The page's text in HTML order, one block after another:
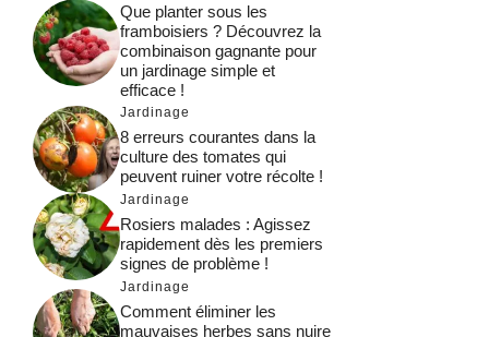
Que planter sous les
framboisiers ? Découvrez la
combinaison gagnante pour
un jardinage simple et
efficace !
Jardinage
8 erreurs courantes dans la
culture des tomates qui
peuvent ruiner votre récolte !
Jardinage
Rosiers malades : Agissez
rapidement dès les premiers
signes de problème !
Jardinage
Comment éliminer les
mauvaises herbes sans nuire